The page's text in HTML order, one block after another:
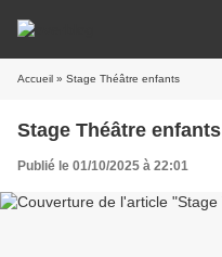
Accueil » Stage Théâtre enfants
Stage Théâtre enfants
Publié le 01/10/2025 à 22:01